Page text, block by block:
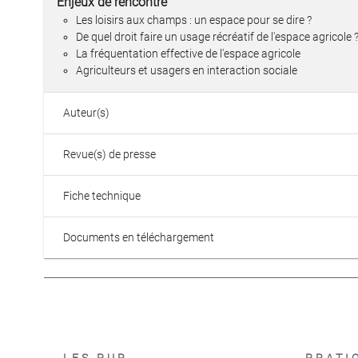
Les loisirs aux champs : un espace pour se dire ?
De quel droit faire un usage récréatif de l'espace agricole ?
La fréquentation effective de l'espace agricole
Agriculteurs et usagers en interaction sociale
Auteur(s)
Revue(s) de presse
Fiche technique
Documents en téléchargement